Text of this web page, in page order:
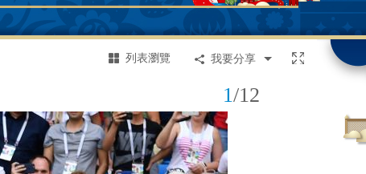
1/12
列表瀏覽 我要分享